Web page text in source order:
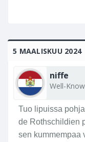
5 MAALISKUU 2024
niffe
Well-
Tuo lipuissa
de Rothschildien
sen kummempaa